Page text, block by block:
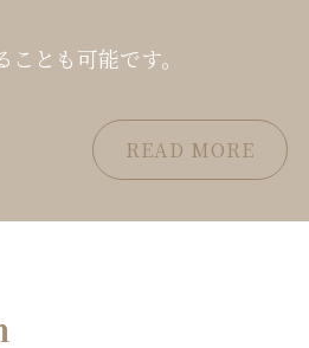
とも可能です。
READ MORE